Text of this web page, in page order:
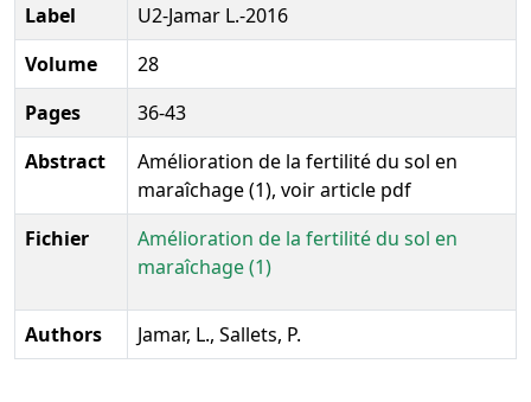
Label
U2-Jamar L.-2016
Volume
28
Pages
36-43
Abstract
Amélioration de la fertilité du sol en
maraîchage (1), voir article pdf
Fichier
Amélioration de la fertilité du sol en
maraîchage (1)
Authors Jamar, L., Sallets, P.